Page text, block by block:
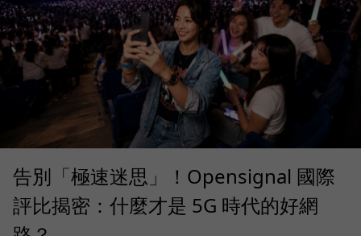
告別「極速迷思」！Opensignal 國際
評比揭密：什麼才是 5G 時代的好網